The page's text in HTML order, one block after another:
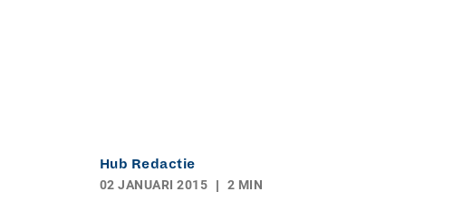
Hub Redactie
02 JANUARI 2015
2 MIN